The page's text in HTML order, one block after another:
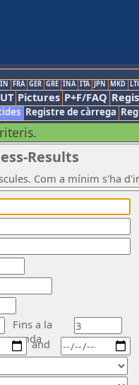
FRA GER GRE INA ITA JPN MKD
Pictures P+F/FAQ
Registre de càrrega
Results
Com a mínim s'ha
Fins a la
rondaand